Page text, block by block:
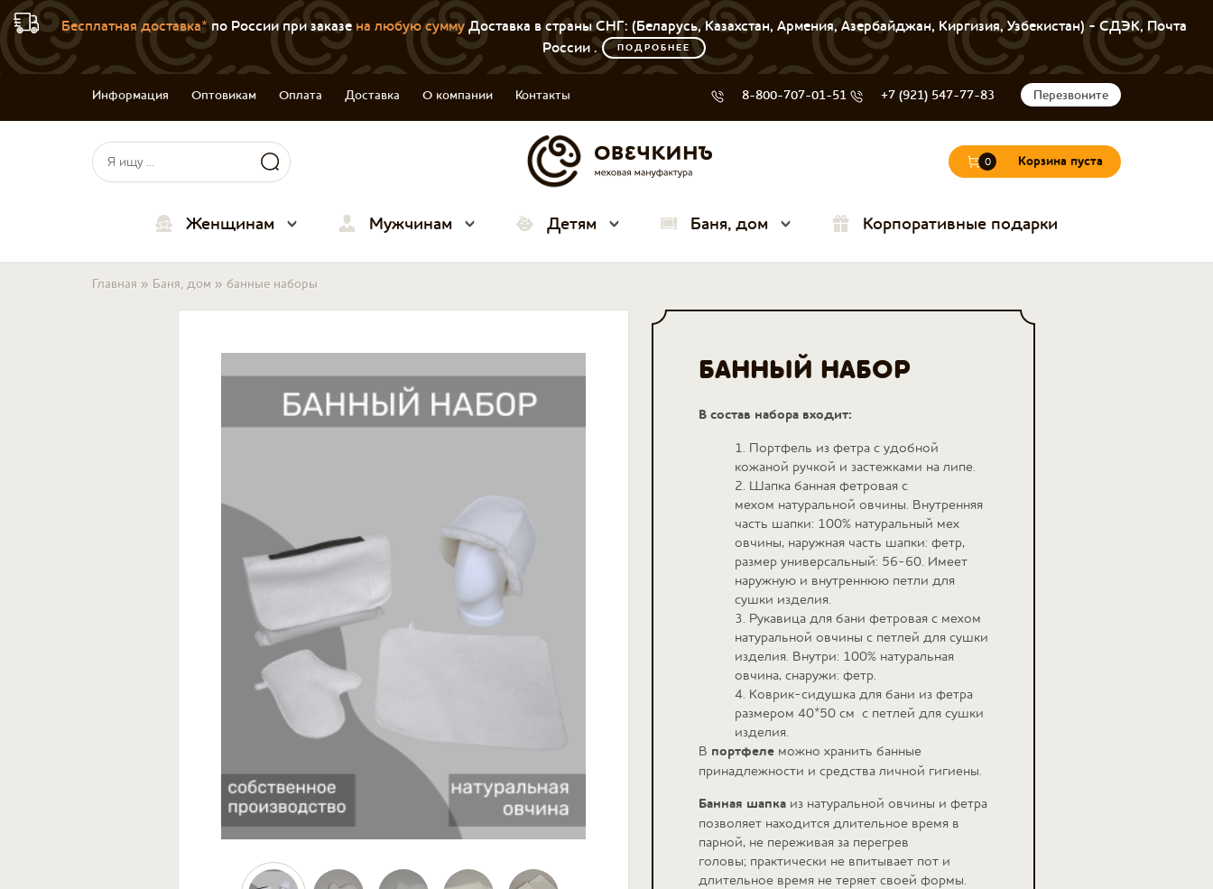
Бесплатная доставка*по России при заказе на любую суммуДоставка в страны СНГ: (Беларусь, Казахстан, Армения, Азербайджан, Киргизия, Узбекистан) - СДЭК, Почта
России .
ПОДРОБНЕЕ
Информация Оптовикам Оплата Доставка О компании Контакты 8-800-707-01-51 +7 (921) 547-77-83 Перезвоните
Форма поиска
Поиск
0 Корзина пуста
Женщинам Мужчинам Детям Баня, дом Корпоративные подарки
Вы здесь
Главная » Баня, дом » банные наборы
БАННЫЙ НАБОР
В состав набора входит:
1. Портфель из фетра с удобной
кожаной ручкой и застежками на липе.
2. Шапка банная фетровая с
мехом натуральной овчины. Внутренняя
часть шапки: 100% натуральный мех
овчины, наружная часть шапки: фетр,
размер универсальный: 56-60. Имеет
наружную и внутреннюю петли для
сушки изделия.
3. Рукавица для бани фетровая с мехом
натуральной овчины с петлей для сушки
изделия. Внутри: 100% натуральная
овчина, снаружи: фетр.
4. Коврик-сидушка для бани из фетра
размером 40*50 см с петлей для сушки
изделия.
В портфеле можно хранить банные
принадлежности и средства личной гигиены.
Банная шапка из натуральной овчины и фетра
позволяет находится длительное время в
парной, не переживая за перегрев
головы; практически не впитывает пот и
длительное время не теряет своей формы.